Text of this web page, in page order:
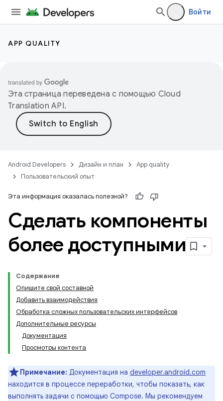
Войти
APP QUALITY
Эта страница переведена с помощью Cloud
Translation API.
Android Developers Дизайн и план
App quality
Пользовательский опыт
Эта информация оказалась полезной?
Сделать компоненты
более доступными
Содержание
Опишите свой составной
Добавить взаимодействия
Обработка сложных пользовательских интерфейсов
Дополнительные ресурсы
Документация
Просмотры контента
Примечание: Документация на developer.android.com
находится в процессе переработки, чтобы показать, как
выполнять задачи с помощью Compose. Мы рекомендуем